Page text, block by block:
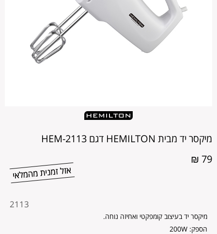
מיקסר יד מבית HEMILTON דגם 2113-HEM
79 ₪
2113
מוצר
מיקסר יד בעיצוב קומפקטי ואחיזה נוחה.
הספק: 200W